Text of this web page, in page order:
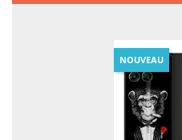
NOUVEAU